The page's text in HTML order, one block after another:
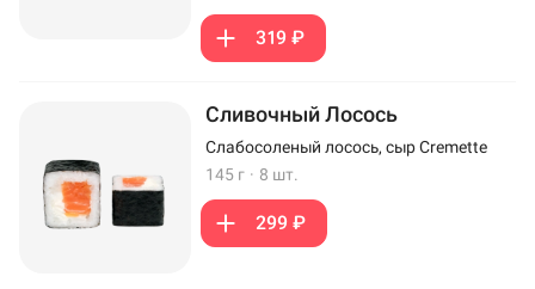
319 ₽
Сливочный Лосось
Слабосоленый лосось, сыр Cremette
145 г · 8 шт.
299 ₽